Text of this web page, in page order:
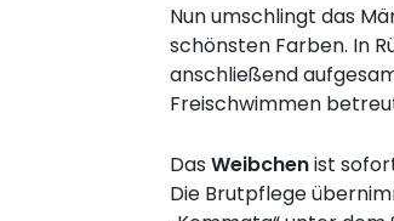
Nun umschlingt das
schönsten Farben. In
anschließend
Freischwimmen
Das Weibchenist
Die Brutpflege